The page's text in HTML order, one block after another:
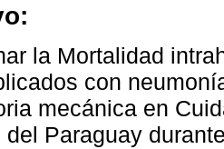
la Mortalidad
con
mecánica en
del Paraguay